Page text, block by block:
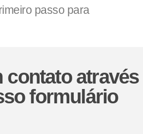
passo para
contato através
formulário